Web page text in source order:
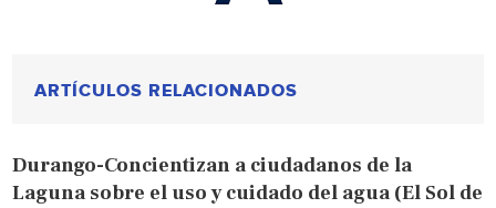
ARTÍCULOS RELACIONADOS
Durango-Concientizan a ciudadanos de la
Laguna sobre el uso y cuidado del agua (El Sol de